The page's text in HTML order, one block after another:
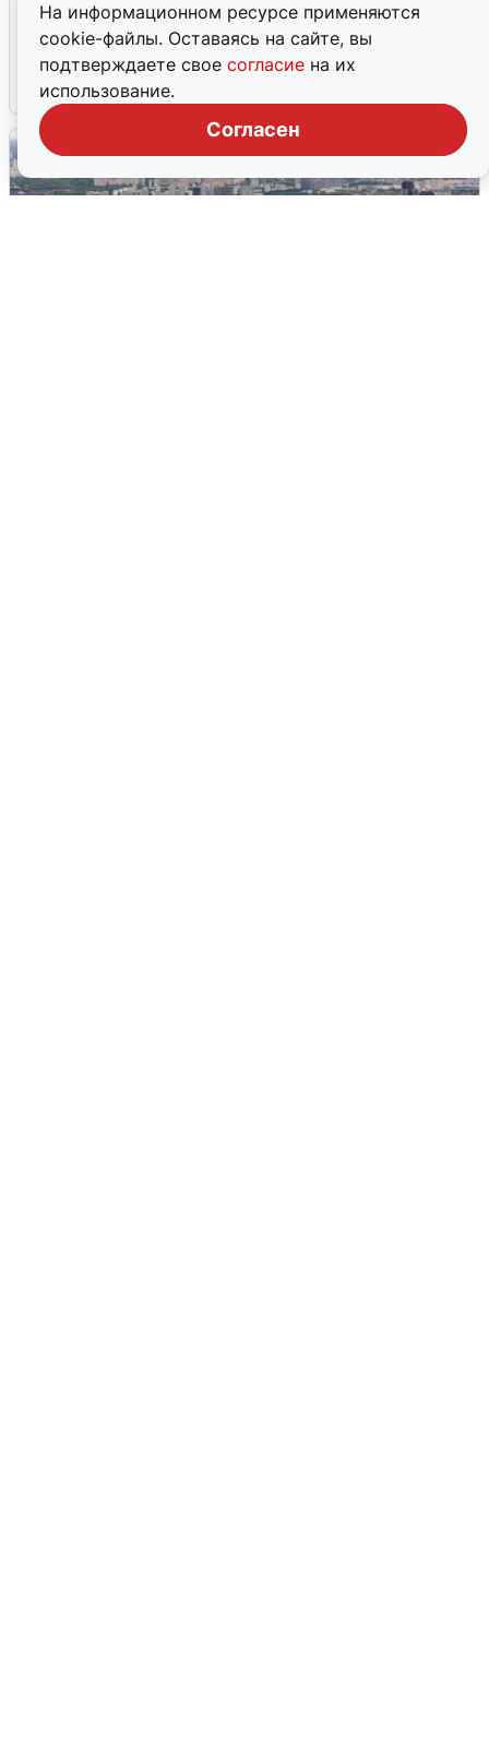
На информационном ресурсе применяются
cookie-файлы. Оставаясь на сайте, вы
подтверждаете свое согласие на их
использование.
Согласен
МЧС ответило на сообщения о
грохоте в Москве
7 августа 0